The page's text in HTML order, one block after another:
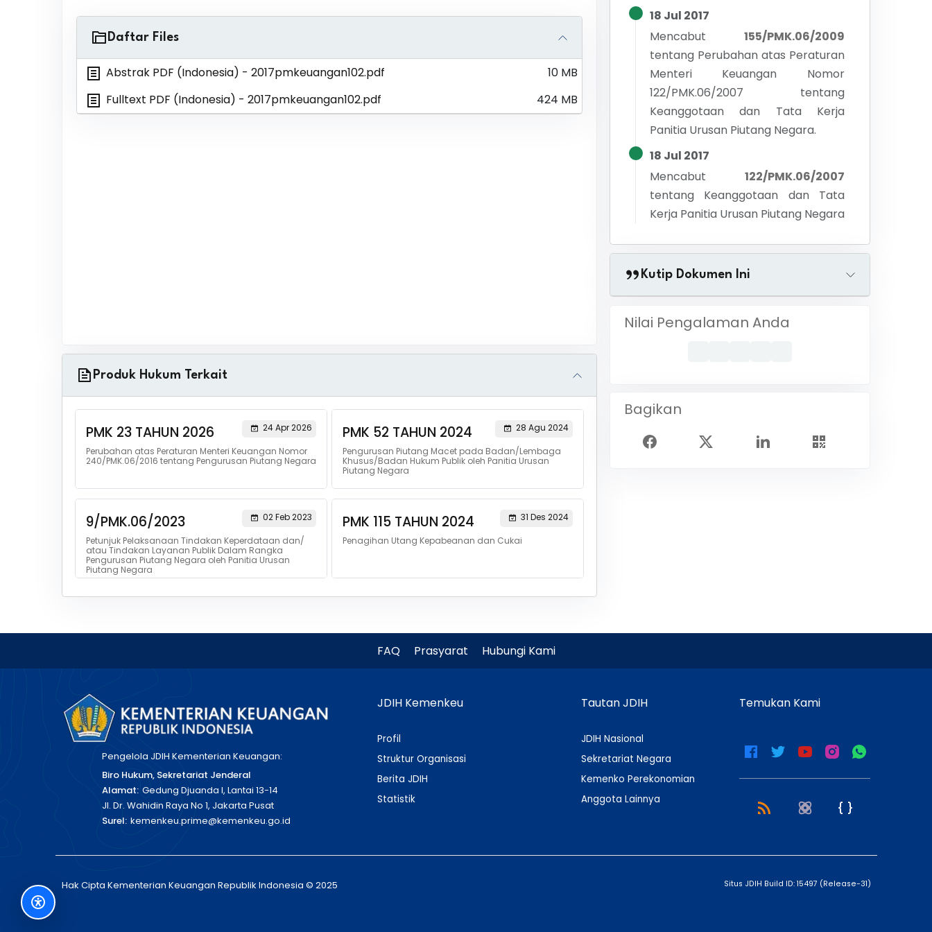
Daftar Files
Abstrak PDF (Indonesia) - 2017pmkeuangan102.pdf
10 MB
Fulltext PDF (Indonesia) - 2017pmkeuangan102.pdf 424 MB
Produk Hukum Terkait
PMK 23 TAHUN 2026
24 Apr 2026
Perubahan atas Peraturan Menteri Keuangan Nomor
240/PMK.06/2016 tentang Pengurusan Piutang Negara
PMK 52 TAHUN 2024
28 Agu 2024
Pengurusan Piutang Macet pada Badan/Lembaga
Khusus/Badan Hukum Publik oleh Panitia Urusan
Piutang Negara
9/PMK.06/2023
02 Feb 2023
Petunjuk Pelaksanaan Tindakan Keperdataan dan/
atau Tindakan Layanan Publik Dalam Rangka
Pengurusan Piutang Negara oleh Panitia Urusan
Piutang Negara
PMK 115 TAHUN 2024
31 Des 2024
Penagihan Utang Kepabeanan dan Cukai
18 Jul 2017
Mencabut
155/PMK.06/2009
tentang Perubahan atas Peraturan
Menteri Keuangan Nomor
122/PMK.06/2007 tentang
Keanggotaan dan Tata Kerja
Panitia Urusan Piutang Negara.
18 Jul 2017
Mencabut
122/PMK.06/2007
tentang Keanggotaan dan Tata
Kerja Panitia Urusan Piutang Negara
Kutip Dokumen Ini
Nilai Pengalaman Anda
Bagikan
FAQ Prasyarat Hubungi Kami
Pengelola JDIH Kementerian Keuangan:
Biro Hukum, Sekretariat Jenderal
Alamat: Gedung Djuanda I, Lantai 13-14
Jl. Dr. Wahidin Raya No 1, Jakarta Pusat
Surel: kemenkeu.prime@kemenkeu.go.id
JDIH Kemenkeu
Profil
Struktur Organisasi
Berita JDIH
Statistik
Tautan JDIH
JDIH Nasional
Sekretariat Negara
Kemenko Perekonomian
Anggota Lainnya
Temukan Kami
Hak Cipta Kementerian Keuangan Republik Indonesia © 2025 Situs JDIH Build ID: 15497 (Release-31)